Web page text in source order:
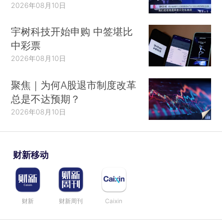
2026年08月10日
宇树科技开始申购 中签堪比
中彩票
2026年08月10日
聚焦｜为何A股退市制度改革
总是不达预期？
2026年08月10日
财新移动
财新 财新周刊 Caixin